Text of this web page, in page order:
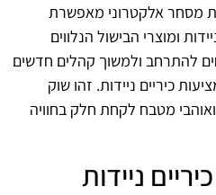
מסחר אלקטרוני מאפשרת
ומוצרי הבישול הנלווים
להתרחב ולמשוך קהלים חדשים
כיריים ניידות. זהו שוק
מטבח לקחת חלק בחוויה
ניידות